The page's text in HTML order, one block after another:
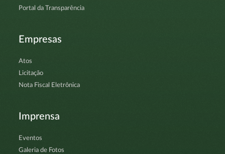
Portal da Transparência
Empresas
Atos
Licitação
Nota Fiscal Eletrônica
Imprensa
Eventos
Galeria de Fotos